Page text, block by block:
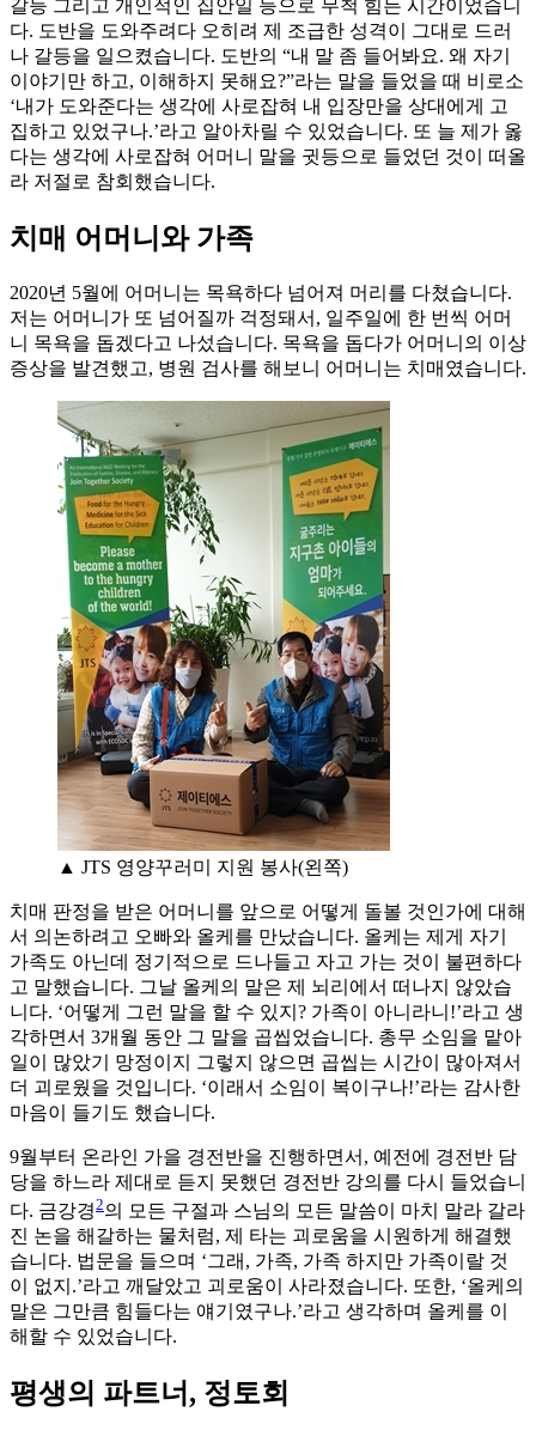
갈등 그리고 개인적인 집안일 등으로 무척 힘든 시간이었습니
다. 도반을 도와주려다 오히려 제 조급한 성격이 그대로 드러
나 갈등을 일으켰습니다. 도반의 “내 말 좀 들어봐요. 왜 자기
이야기만 하고, 이해하지 못해요?”라는 말을 들었을 때 비로소
‘내가 도와준다는 생각에 사로잡혀 내 입장만을 상대에게 고
집하고 있었구나.’라고 알아차릴 수 있었습니다. 또 늘 제가 옳
다는 생각에 사로잡혀 어머니 말을 귓등으로 들었던 것이 떠올
라 저절로 참회했습니다.
치매 어머니와 가족
2020년 5월에 어머니는 목욕하다 넘어져 머리를 다쳤습니다.
저는 어머니가 또 넘어질까 걱정돼서, 일주일에 한 번씩 어머
니 목욕을 돕겠다고 나섰습니다. 목욕을 돕다가 어머니의 이상
증상을 발견했고, 병원 검사를 해보니 어머니는 치매였습니다.
▲ JTS 영양꾸러미 지원 봉사(왼쪽)
치매 판정을 받은 어머니를 앞으로 어떻게 돌볼 것인가에 대해
서 의논하려고 오빠와 올케를 만났습니다. 올케는 제게 자기
가족도 아닌데 정기적으로 드나들고 자고 가는 것이 불편하다
고 말했습니다. 그날 올케의 말은 제 뇌리에서 떠나지 않았습
니다. ‘어떻게 그런 말을 할 수 있지? 가족이 아니라니!’라고 생
각하면서 3개월 동안 그 말을 곱씹었습니다. 총무 소임을 맡아
일이 많았기 망정이지 그렇지 않으면 곱씹는 시간이 많아져서
더 괴로웠을 것입니다. ‘이래서 소임이 복이구나!’라는 감사한
마음이 들기도 했습니다.
9월부터 온라인 가을 경전반을 진행하면서, 예전에 경전반 담
당을 하느라 제대로 듣지 못했던 경전반 강의를 다시 들었습니
다. 금강경2의 모든 구절과 스님의 모든 말씀이 마치 말라 갈라
진 논을 해갈하는 물처럼, 제 타는 괴로움을 시원하게 해결했
습니다. 법문을 들으며 ‘그래, 가족, 가족 하지만 가족이랄 것
이 없지.’라고 깨달았고 괴로움이 사라졌습니다. 또한, ‘올케의
말은 그만큼 힘들다는 얘기였구나.’라고 생각하며 올케를 이
해할 수 있었습니다.
평생의 파트너, 정토회